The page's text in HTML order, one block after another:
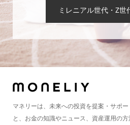
ミレニアル世代・Z世
マネリーは、未来への投資を提案・サポ
と、お金の知識やニュース、資産運用の